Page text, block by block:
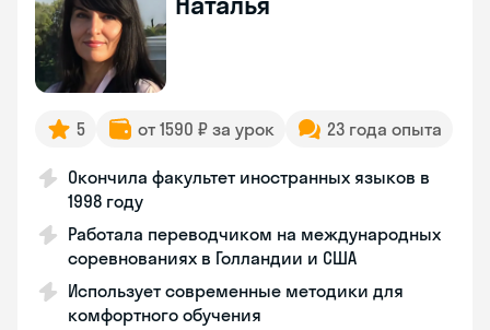
5 от 1590 ₽ за урок 23 года опыта
Окончила факультет иностранных языков в
1998 году
Работала переводчиком на международных
соревнованиях в Голландии и США
Использует современные методики для
комфортного обучения